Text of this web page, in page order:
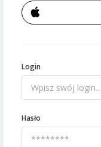
Login
Hasło